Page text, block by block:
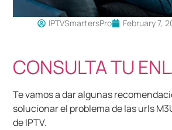
IPTVSmartersPro February 7,
CONSULTA TU
Te vamos a dar algunas
solucionar el problema de las urls
de IPTV.